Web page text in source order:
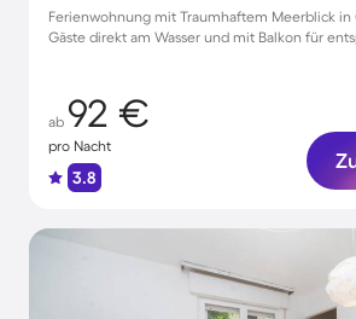
Ferienwohnung mit Traumhaftem Meerblick in
Gäste direkt am Wasser und mit Balkon für
ab 92 €
pro Nacht
3.8